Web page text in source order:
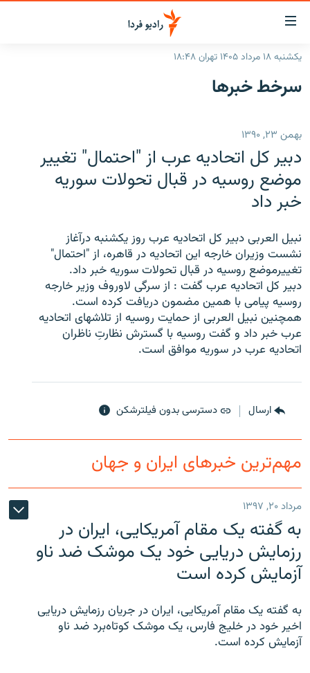
لینک‌های
قابلیت
دسترسی
بازگشت
اصلی
رفتن
صفحه
جستجو
ایران
انتخاب کنید و بشنوید
برنامه‌های رادیویی
پادکست
چندرسانه‌ای
گزارش‌های ویدئویی
English
به ما بپیوندید
یکشنبه ۱۸ مرداد ۱۴۰۵ تهران ۱۸:۴۸
سرخط‌ خبرها
بهمن ۲۳, ۱۳۹۰
دبير کل اتحاديه عرب از "احتمال" تغيير
موضع روسيه در قبال تحولات سوريه
خبر داد
نبيل العربی دبير کل اتحاديه عرب روز يکشنبه درآغاز
نشست وزيران خارجه اين اتحاديه در قاهره، از "احتمال"
تغييرموضع روسيه در قبال تحولات سوريه خبر داد.
دبير کل اتحاديه عرب گفت : از سرگی لاوروف وزير خارجه
روسيه پيامی با همين مضمون دريافت کرده است.
همچنين نبيل العربی از حمايت روسيه از تلاشهای اتحاديه
عرب خبر داد و گفت روسيه با گسترش نظارتِ ناظران
اتحاديه عرب در سوريه موافق است.
ارسال دسترسی بدون فیلترشکن
مهم‌ترین خبرهای ایران و جهان
مرداد ۲۰, ۱۳۹۷
به گفته یک مقام آمریکایی، ایران در
رزمایش دریایی خود یک موشک ضد ناو
آزمایش کرده است
به گفته یک مقام آمریکایی، ایران در جریان رزمایش دریایی
اخیر خود در خلیج فارس، یک موشک کوتاه‌برد ضد ناو
آزمایش کرده است.